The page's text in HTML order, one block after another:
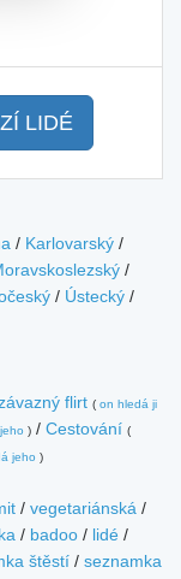
LIDÉ
/ Karlovarský /
/
/ Ústecký /
flirt ( on hledá ji
) / Cestování (
jeho )
/ vegetariánská /
/ badoo / lidé /
štěstí / seznamka